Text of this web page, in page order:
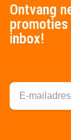
Ontvang
inbox!